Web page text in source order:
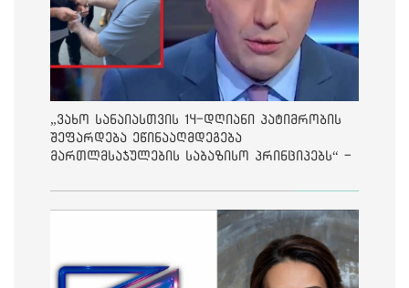
„ვახო სანაიასთვის 14-დღიანი პატიმრობის
შეფარდება ეწინააღმდეგება
მართლმსაჯულების საბაზისო პრინციპებს“ -